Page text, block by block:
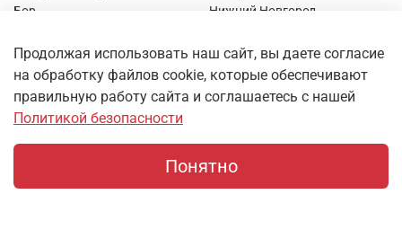
Бор Нижний Новгород
Оставайтесь на связи
Продолжая использовать наш сайт, вы даете согласие
на обработку файлов cookie, которые обеспечивают
правильную работу сайта и соглашаетесь с нашей
Политикой безопасности
Понятно